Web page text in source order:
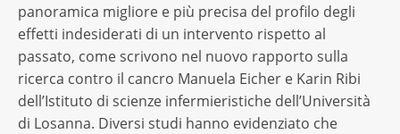
panoramica migliore e più precisa del profilo degli
effetti indesiderati di un intervento rispetto al
passato, come scrivono nel nuovo rapporto sulla
ricerca contro il cancro Manuela Eicher e Karin Ribi
dell’Istituto di scienze infermieristiche dell’Università
di Losanna. Diversi studi hanno evidenziato che